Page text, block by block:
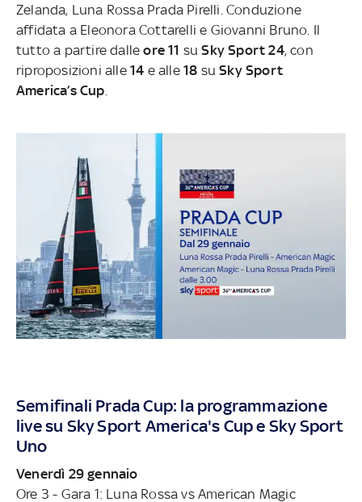
Zelanda, Luna Rossa Prada Pirelli. Conduzione
affidata a Eleonora Cottarelli e Giovanni Bruno. Il
tutto a partire dalleore 11 suSky Sport 24, con
riproposizioni alle 14 e alle 18 suSky Sport
America’s Cup
Semifinali Prada Cup: la programmazione
live su Sky Sport America's Cup e Sky Sport
Uno
Venerdì 29 gennaio
Ore 3 - Gara 1: Luna Rossa vs American Magic